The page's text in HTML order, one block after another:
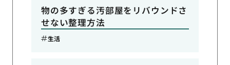
物の多すぎる汚部屋をリバウンドさ
せない整理方法
生活